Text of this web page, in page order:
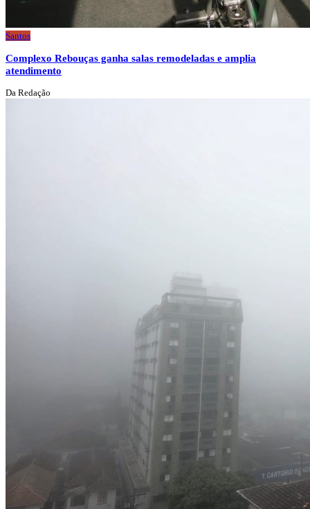
Santos
Complexo Rebouças ganha salas remodeladas e amplia
atendimento
Da Redação